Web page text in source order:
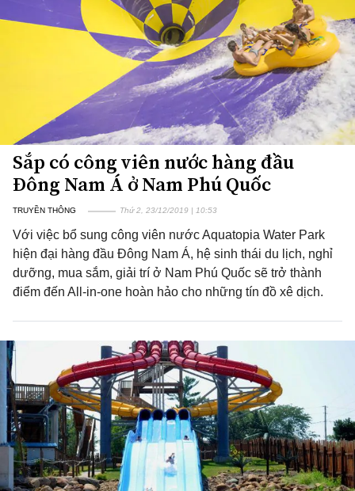
Sắp có công viên nước hàng đầu
Đông Nam Á ở Nam Phú Quốc
TRUYỀN THÔNG Thứ 2, 23/12/2019 | 10:53
Với việc bổ sung công viên nước Aquatopia Water Park
hiện đại hàng đầu Đông Nam Á, hệ sinh thái du lịch, nghỉ
dưỡng, mua sắm, giải trí ở Nam Phú Quốc sẽ trở thành
điểm đến All-in-one hoàn hảo cho những tín đồ xê dịch.